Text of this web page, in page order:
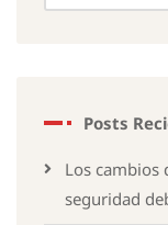
Posts
Los cambios
seguridad